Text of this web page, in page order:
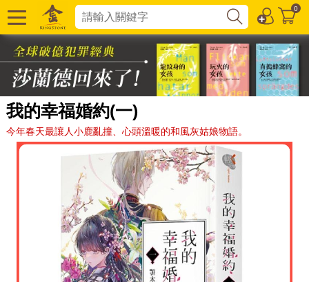
0
我的幸福婚約(一)
今年春天最讓人小鹿亂撞、心頭溫暖的和風灰姑娘物語。